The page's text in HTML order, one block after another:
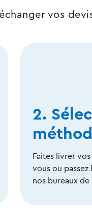
vos
2.
Faites livrer
vous ou passez
nos bureaux de